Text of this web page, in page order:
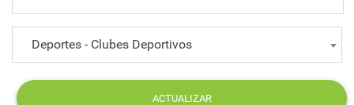
Deportes - Clubes Deportivos
ACTUALIZAR